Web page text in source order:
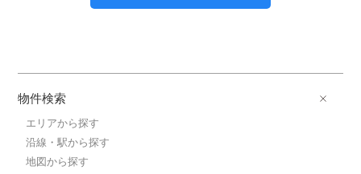
物件検索
エリアから探す
沿線・駅から探す
地図から探す